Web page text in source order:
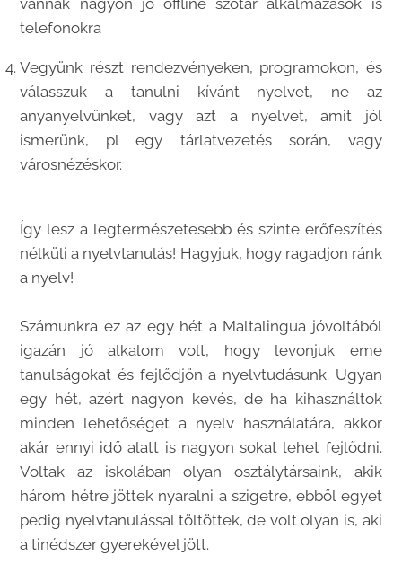
vannak nagyon jó offline szótár alkalmazások is
telefonokra
Vegyünk részt rendezvényeken, programokon, és
válasszuk a tanulni kívánt nyelvet, ne az
anyanyelvünket, vagy azt a nyelvet, amit jól
ismerünk, pl egy tárlatvezetés során, vagy
városnézéskor.
Így lesz a legtermészetesebb és szinte erőfeszítés
nélküli a nyelvtanulás! Hagyjuk, hogy ragadjon ránk
a nyelv!
Számunkra ez az egy hét a Maltalingua jóvoltából
igazán jó alkalom volt, hogy levonjuk eme
tanulságokat és fejlődjön a nyelvtudásunk. Ugyan
egy hét, azért nagyon kevés, de ha kihasználtok
minden lehetőséget a nyelv használatára, akkor
akár ennyi idő alatt is nagyon sokat lehet fejlődni.
Voltak az iskolában olyan osztálytársaink, akik
három hétre jöttek nyaralni a szigetre, ebből egyet
pedig nyelvtanulással töltöttek, de volt olyan is, aki
a tinédszer gyerekével jött.